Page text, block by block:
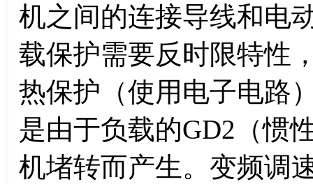
机之间的连接导线和电
载保护需要反时限特性
热保护（使用电子电路
是由于负载的GD2（惯
机堵转而产生。变频调